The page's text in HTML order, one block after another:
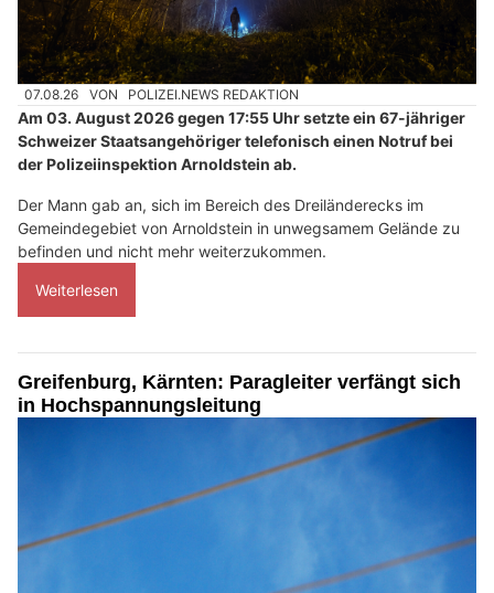
07.08.26 VON POLIZEI.NEWS REDAKTION
Am 03. August 2026 gegen 17:55 Uhr setzte ein 67-jähriger
Schweizer Staatsangehöriger telefonisch einen Notruf bei
der Polizeiinspektion Arnoldstein ab.
Der Mann gab an, sich im Bereich des Dreiländerecks im
Gemeindegebiet von Arnoldstein in unwegsamem Gelände zu
befinden und nicht mehr weiterzukommen.
Weiterlesen
Greifenburg, Kärnten: Paragleiter verfängt sich
in Hochspannungsleitung